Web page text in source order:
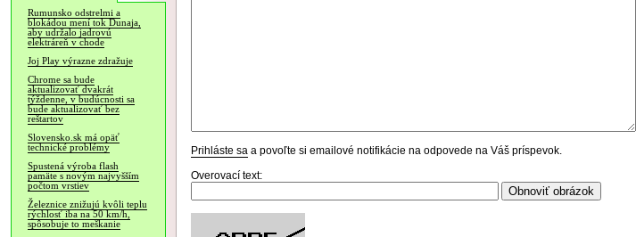
Rumunsko odstrelmi a
blokádou mení tok Dunaja,
aby udržalo jadrovú
elektráreň v chode
Joj Play výrazne zdražuje
Chrome sa bude
aktualizovať dvakrát
týždenne, v budúcnosti sa
bude aktualizovať bez
reštartov
Slovensko.sk má opäť
technické problémy
Spustená výroba flash
pamäte s novým najvyšším
počtom vrstiev
Železnice znižujú kvôli teplu
rýchlosť iba na 50 km/h,
spôsobuje to meškanie
Prihláste sa a povoľte si emailové notifikácie na odpovede na Váš príspevok.
Overovací text: